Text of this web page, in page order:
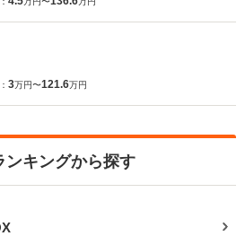
3万円〜121.6万円
ンキングから探す